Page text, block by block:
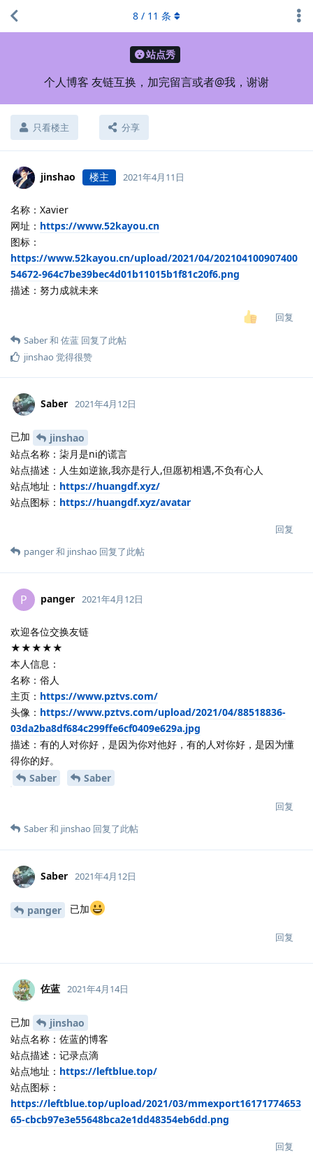
站点秀
个人博客 友链互换，加完留言或者@我，谢谢
只看楼主 分享
8 / 11 条
jinshao 楼主 2021年4月11日
名称：Xavier
网址： https://www.52kayou.cn
图标：
https://www.52kayou.cn/upload/2021/04/202104100907400
54672-964c7be39bec4d01b11015b1f81c20f6.png
描述：努力成就未来
回复
Saber和 佐蓝 回复了此帖
jinshao 觉得很赞
Saber 2021年4月12日
已加
jinshao
站点名称：柒月是ni的谎言
站点描述：人生如逆旅,我亦是行人,但愿初相遇,不负有心人
站点地址： https://huangdf.xyz/
站点图标： https://huangdf.xyz/avatar
回复
panger和 jinshao 回复了此帖
P panger 2021年4月12日
欢迎各位交换友链
★★★★★
本人信息：
名称：俗人
主页： https://www.pztvs.com/
头像： https://www.pztvs.com/upload/2021/04/88518836-
03da2ba8df684c299ffe6cf0409e629a.jpg
描述：有的人对你好，是因为你对他好，有的人对你好，是因为懂
得你的好。
Saber
Saber
回复
Saber和 jinshao 回复了此帖
Saber 2021年4月12日
panger 已加
回复
佐蓝 2021年4月14日
已加
jinshao
站点名称：佐蓝的博客
站点描述：记录点滴
站点地址： https://leftblue.top/
站点图标：
https://leftblue.top/upload/2021/03/mmexport16171774653
65-cbcb97e3e55648bca2e1dd48354eb6dd.png
回复